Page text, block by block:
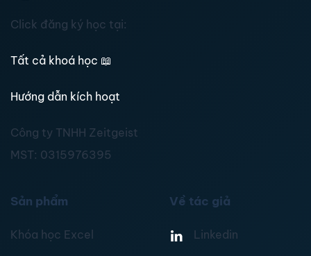
Click đăng ký học tại:
Tất cả khoá học 📖
Hướng dẫn kích hoạt
Công ty TNHH Zeitgeist
MST: 0315976395
Sản phẩm
Khóa học Excel
Về tác giả
Linkedin